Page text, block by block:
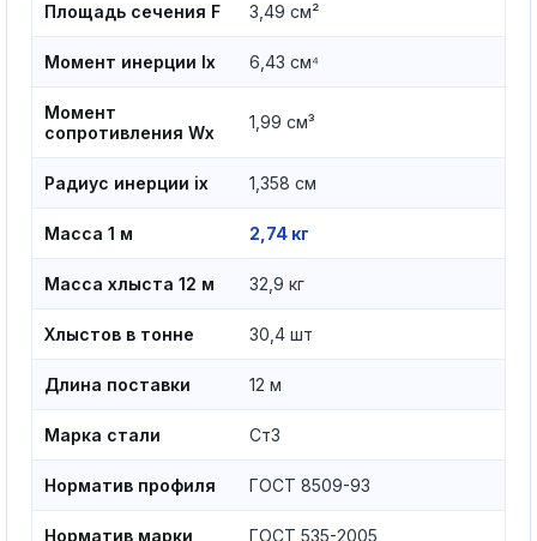
Площадь сечения F 3,49 см²
Момент инерции Ix 6,43 см⁴
Момент
сопротивления Wx
1,99 см³
Радиус инерции ix 1,358 см
Масса 1 м 2,74 кг
Масса хлыста 12 м 32,9 кг
Хлыстов в тонне 30,4 шт
Длина поставки 12 м
Марка стали Ст3
Норматив профиля ГОСТ 8509-93
Норматив марки ГОСТ 535-2005